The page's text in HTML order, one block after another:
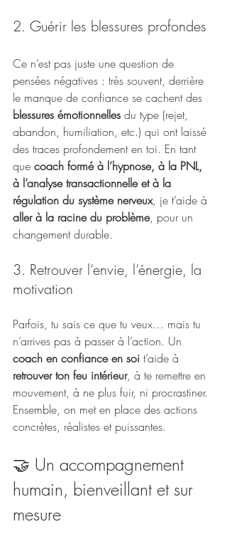
2. Guérir les blessures profondes
Ce n’est pas juste une question de
pensées négatives : très souvent, derrière
le manque de confiance se cachent des
blessures émotionnelles du type (rejet,
abandon, humiliation, etc.) qui ont laissé
des traces profondement en toi. En tant
que coach formé à l’hypnose, à la PNL,
à l’analyse transactionnelle et à la
régulation du système nerveux, je t’aide à
aller à la racine du problème, pour un
changement durable.
3. Retrouver l’envie, l’énergie, la
motivation
Parfois, tu sais ce que tu veux… mais tu
n’arrives pas à passer à l’action. Un
coach en confiance en soi t’aide à
retrouver ton feu intérieur, à te remettre en
mouvement, à ne plus fuir, ni procrastiner.
Ensemble, on met en place des actions
concrètes, réalistes et puissantes.
🤝 Un accompagnement
humain, bienveillant et sur
mesure